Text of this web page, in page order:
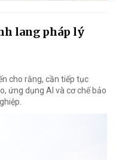
lang pháp lý
cho rằng, cần tiếp tục
ứng dụng AI và cơ chế bảo